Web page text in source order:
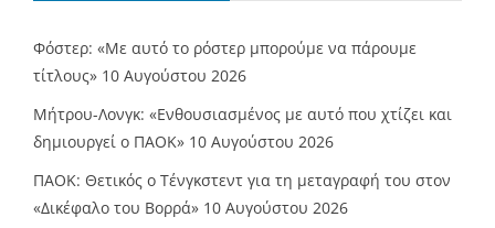
Φόστερ: «Με αυτό το ρόστερ μπορούμε να πάρουμε
τίτλους» 10 Αυγούστου 2026
Μήτρου-Λονγκ: «Ενθουσιασμένος με αυτό που χτίζει και
δημιουργεί ο ΠΑΟΚ» 10 Αυγούστου 2026
ΠΑΟΚ: Θετικός ο Τένγκστεντ για τη μεταγραφή του στον
«Δικέφαλο του Βορρά» 10 Αυγούστου 2026